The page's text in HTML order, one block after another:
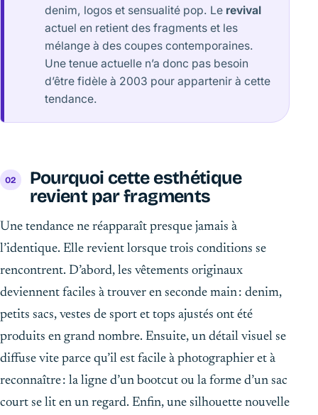
denim, logos et sensualité pop. Le revival
actuel en retient des fragments et les
mélange à des coupes contemporaines.
Une tenue actuelle n’a donc pas besoin
d’être fidèle à 2003 pour appartenir à cette
tendance.
Pourquoi cette esthétique
revient par fragments
Une tendance ne réapparaît presque jamais à
l’identique. Elle revient lorsque trois conditions se
rencontrent. D’abord, les vêtements originaux
deviennent faciles à trouver en seconde main : denim,
petits sacs, vestes de sport et tops ajustés ont été
produits en grand nombre. Ensuite, un détail visuel se
diffuse vite parce qu’il est facile à photographier et à
reconnaître : la ligne d’un bootcut ou la forme d’un sac
court se lit en un regard. Enfin, une silhouette nouvelle